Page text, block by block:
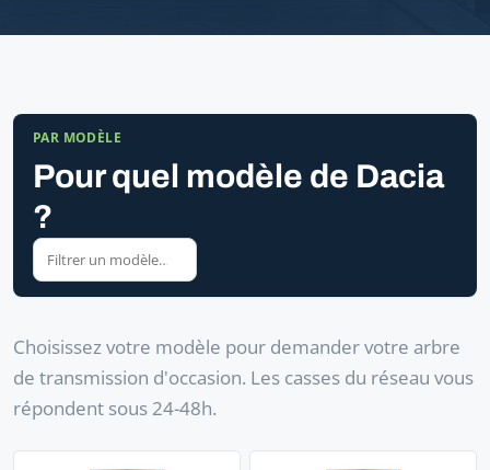
PAR MODÈLE
Pour quel modèle de Dacia
?
Choisissez votre modèle pour demander votre arbre
de transmission d'occasion. Les casses du réseau vous
répondent sous 24-48h.